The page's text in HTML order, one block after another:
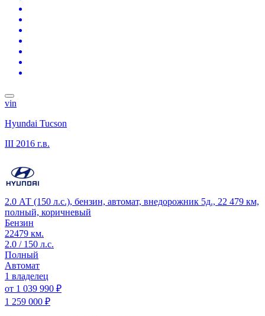
vin
Hyundai Tucson
III 2016 г.в.
2.0 АТ (150 л.с.), бензин, автомат, внедорожник 5д., 22 479 км,
полный, коричневый
Бензин
22479 км.
2.0 / 150 л.с.
Полный
Автомат
1 владелец
от 1 039 990 ₽
1 259 000 ₽